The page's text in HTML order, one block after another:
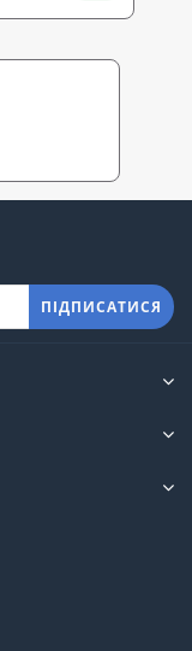
ПІДПИСАТИСЯ